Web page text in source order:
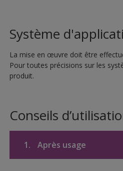
Système
La mise en œuvre doit être
Pour toutes précisions sur les
produit.
Conseils
1. Après usage